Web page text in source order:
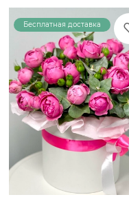
Бесплатная доставка